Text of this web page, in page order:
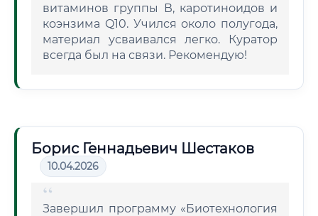
витаминов группы В, каротиноидов и
коэнзима Q10. Учился около полугода,
материал усваивался легко. Куратор
всегда был на связи. Рекомендую!
Борис Геннадьевич Шестаков
10.04.2026
Завершил программу «Биотехнология